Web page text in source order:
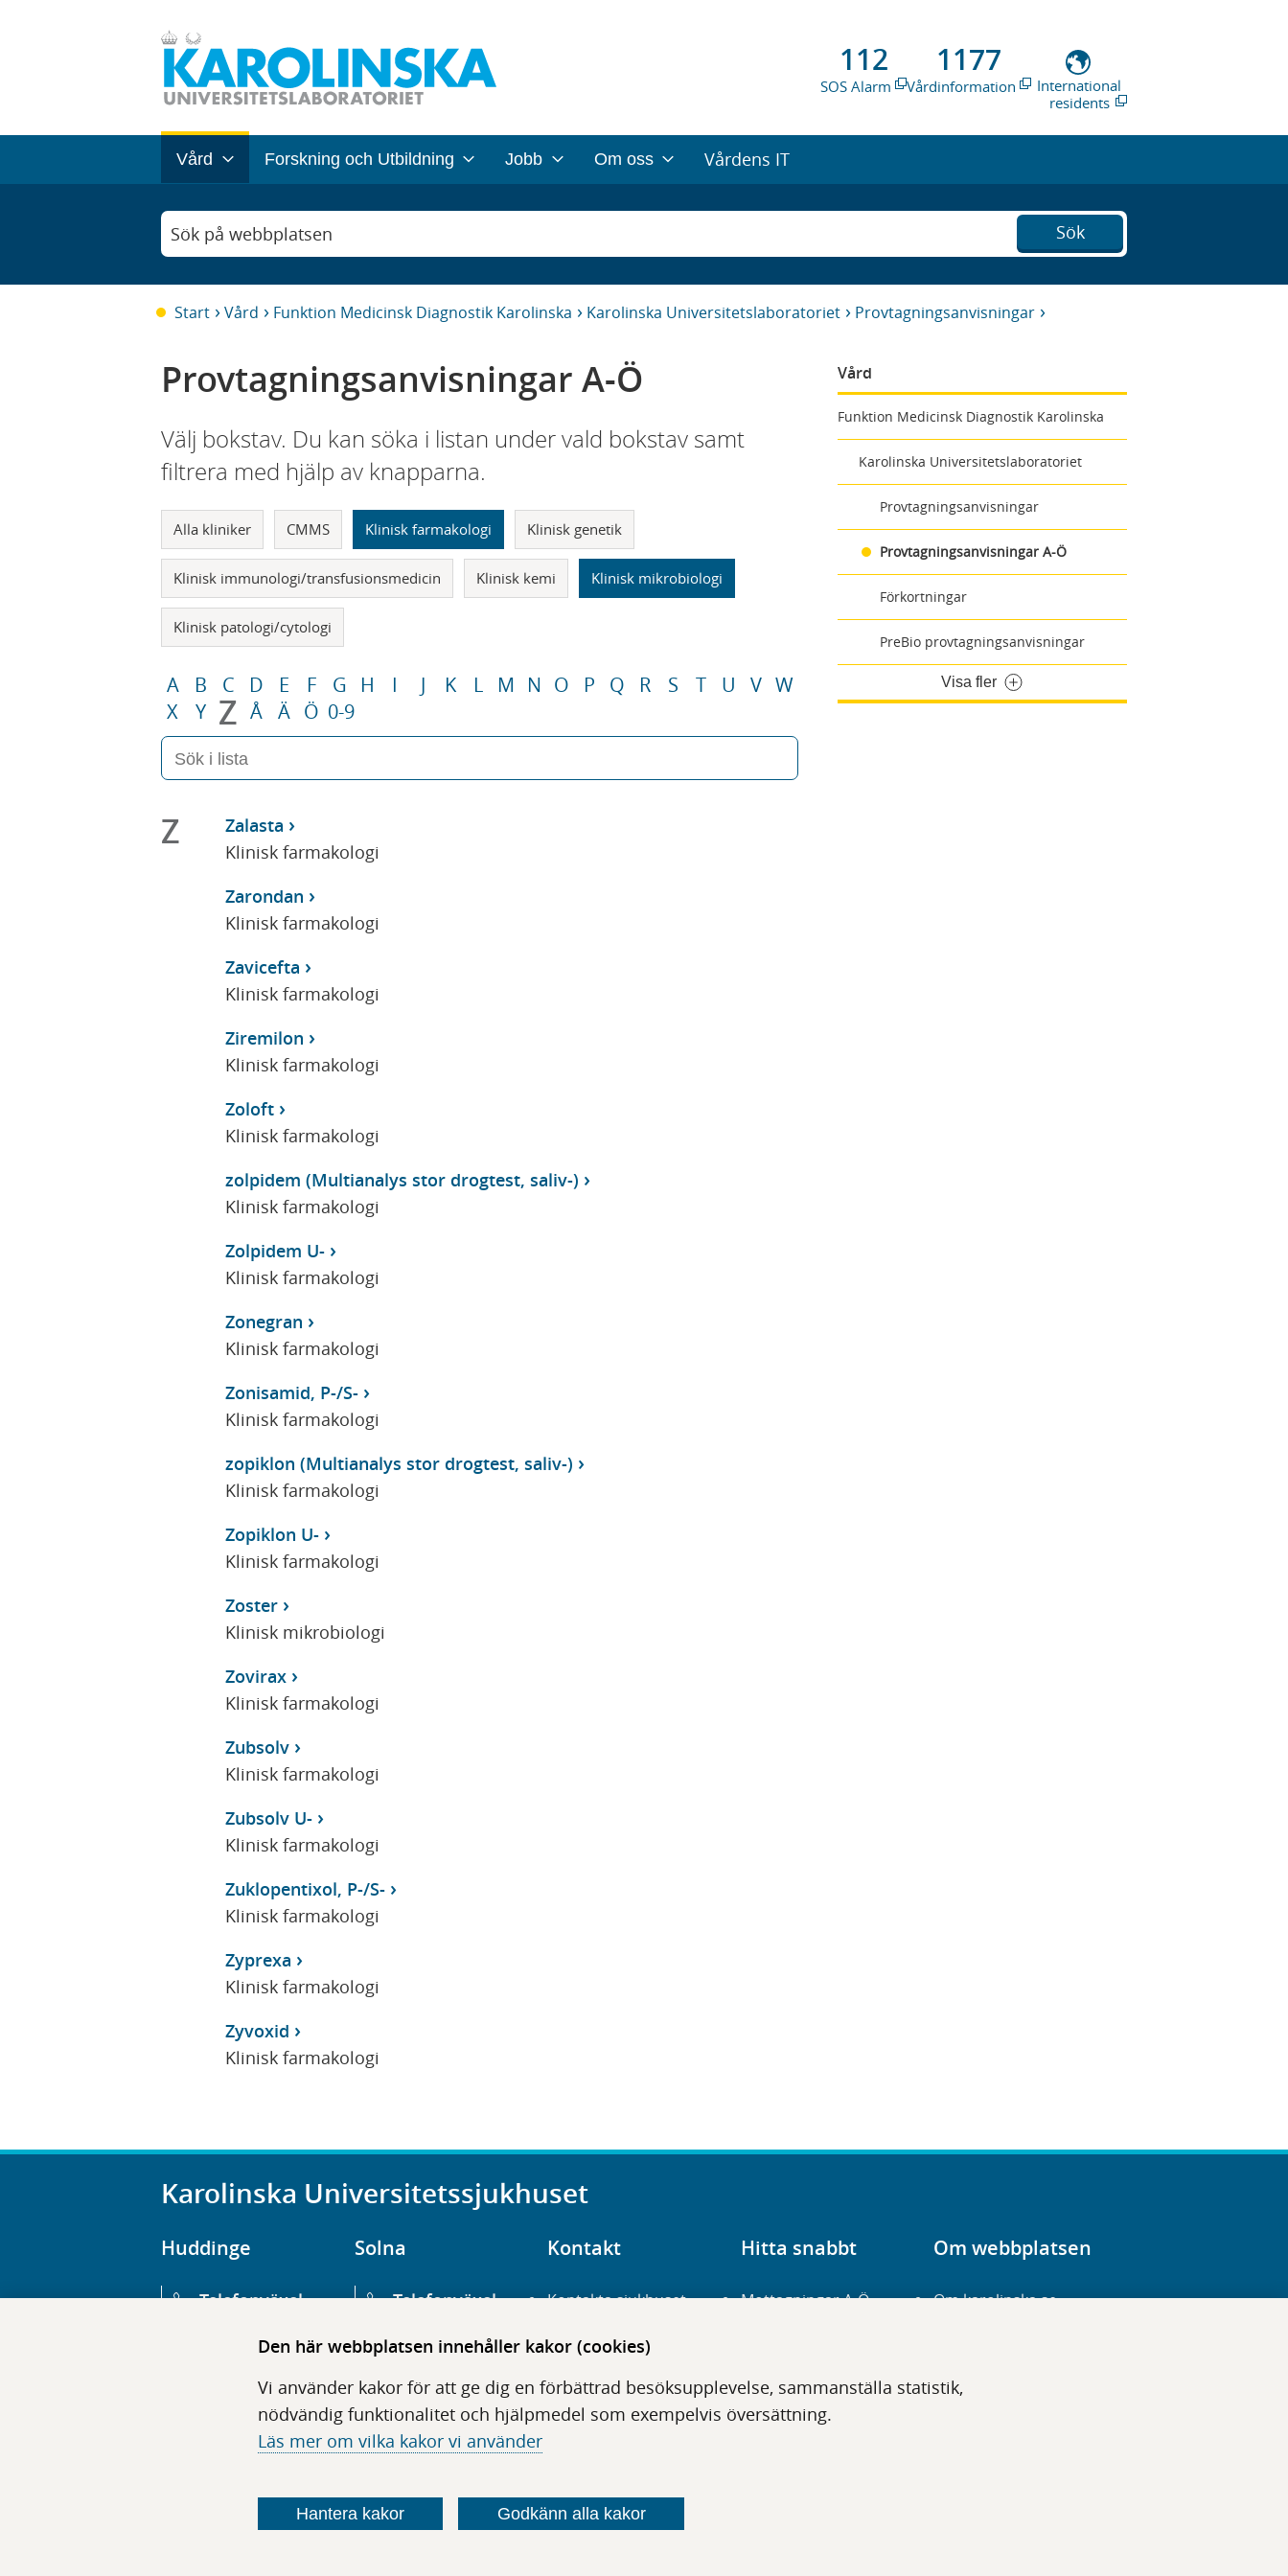
Den här webbplatsen innehåller kakor (cookies)
Vi använder kakor för att ge dig en förbättrad besöksupplevelse, sammanställa statistik,
nödvändig funktionalitet och hjälpmedel som exempelvis översättning.
Läs mer om vilka kakor vi använder
Hantera kakor Godkänn alla kakor
112
SOS Alarm
1177
Vårdinformation
International
residents
Vård Forskning och Utbildning Jobb Om oss Vårdens IT
Sök på webbplatsen Sök
Start Vård Funktion Medicinsk Diagnostik Karolinska Karolinska Universitetslaboratoriet Provtagningsanvisningar
Vård
Funktion Medicinsk Diagnostik Karolinska
Karolinska Universitetslaboratoriet
Provtagningsanvisningar
Provtagningsanvisningar A-Ö
Förkortningar
PreBio provtagningsanvisningar
Visa fler
Provtagningsanvisningar A-Ö
Välj bokstav. Du kan söka i listan under vald bokstav samt
filtrera med hjälp av knapparna.
Alla kliniker CMMS Klinisk farmakologi Klinisk genetik
Klinisk immunologi/transfusionsmedicin Klinisk kemi Klinisk mikrobiologi
Klinisk patologi/cytologi
A B C D E F G H I J K L M N O P Q R S T U V W
X
Y Z Å Ä Ö 0-9
Z
Zalasta
Klinisk farmakologi
Zarondan
Klinisk farmakologi
Zavicefta
Klinisk farmakologi
Ziremilon
Klinisk farmakologi
Zoloft
Klinisk farmakologi
zolpidem (Multianalys stor drogtest, saliv-)
Klinisk farmakologi
Zolpidem U-
Klinisk farmakologi
Zonegran
Klinisk farmakologi
Zonisamid, P-/S-
Klinisk farmakologi
zopiklon (Multianalys stor drogtest, saliv-)
Klinisk farmakologi
Zopiklon U-
Klinisk farmakologi
Zoster
Klinisk mikrobiologi
Zovirax
Klinisk farmakologi
Zubsolv
Klinisk farmakologi
Zubsolv U-
Klinisk farmakologi
Zuklopentixol, P-/S-
Klinisk farmakologi
Zyprexa
Klinisk farmakologi
Zyvoxid
Klinisk farmakologi
Karolinska Universitetssjukhuset
Huddinge
Telefonväxel
Hälsovägen 13
Solna
Telefonväxel
Eugeniavägen 3
Kontakt
Kontakta sjukhuset
Hitta hit
Press
Hitta snabbt
Mottagningar A-Ö
Digitala tjänster
Om webbplatsen
Om karolinska.se
Tillgänglighet
Följ oss i sociala medier